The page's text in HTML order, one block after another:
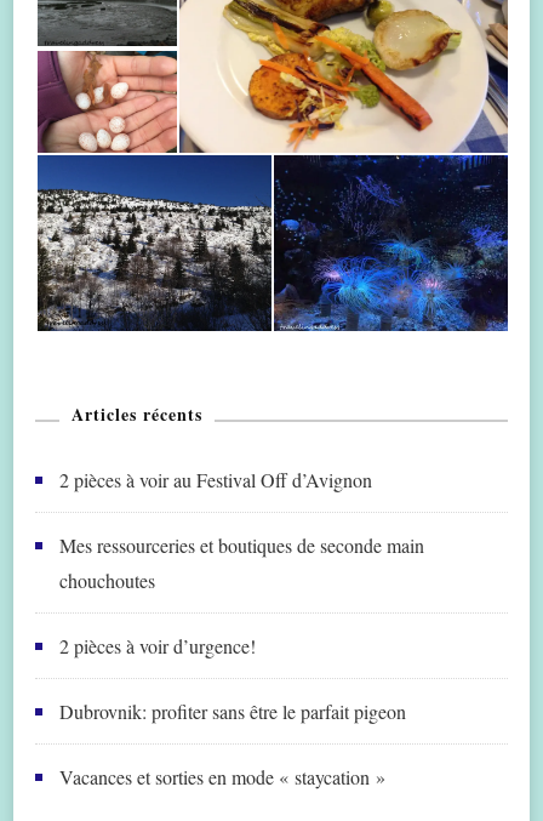
Articles récents
2 pièces à voir au Festival Off d’Avignon
Mes ressourceries et boutiques de seconde main
chouchoutes
2 pièces à voir d’urgence!
Dubrovnik: profiter sans être le parfait pigeon
Vacances et sorties en mode « staycation »